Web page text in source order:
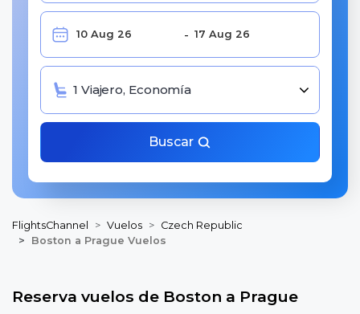
1 Viajero, Economía
Buscar
FlightsChannel Vuelos
Czech Republic
Boston a Prague Vuelos
Reserva vuelos de Boston a Prague